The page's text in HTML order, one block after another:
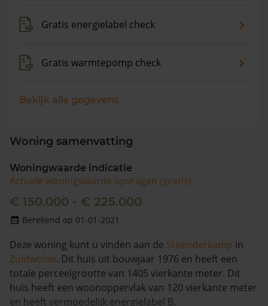
Gratis energielabel check
Gratis warmtepomp check
Bekijk alle gegevens
Woning samenvatting
Woningwaarde indicatie
Actuele woningwaarde opvragen (gratis)
€ 150.000 - € 225.000
Berekend op 01-01-2021
Deze woning kunt u vinden aan de Steenderkamp in
Zuidwolde. Dit huis uit bouwjaar 1976 en heeft een
totale perceelgrootte van 1405 vierkante meter. Dit
huis heeft een woonoppervlak van 120 vierkante meter
en heeft vermoedelijk energielabel B.